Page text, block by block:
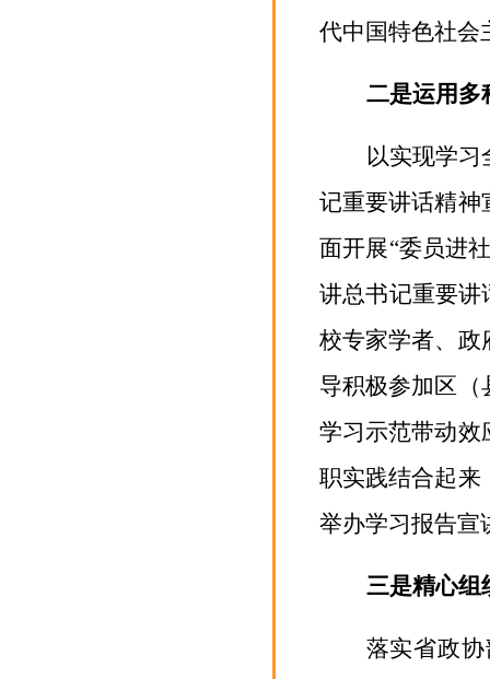
代中国特色社会
二是运用多
以实现学习
记重要讲话精神
面开展“委员进
讲总书记重要讲
校专家学者、政
导积极参加区（
学习示范带动效
职实践结合起来
举办学习报告宣
三是精心组
落实省政